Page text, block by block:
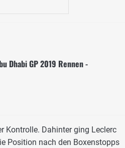
Dhabi GP 2019 Rennen -
Kontrolle. Dahinter ging Leclerc
Position nach den Boxenstopps